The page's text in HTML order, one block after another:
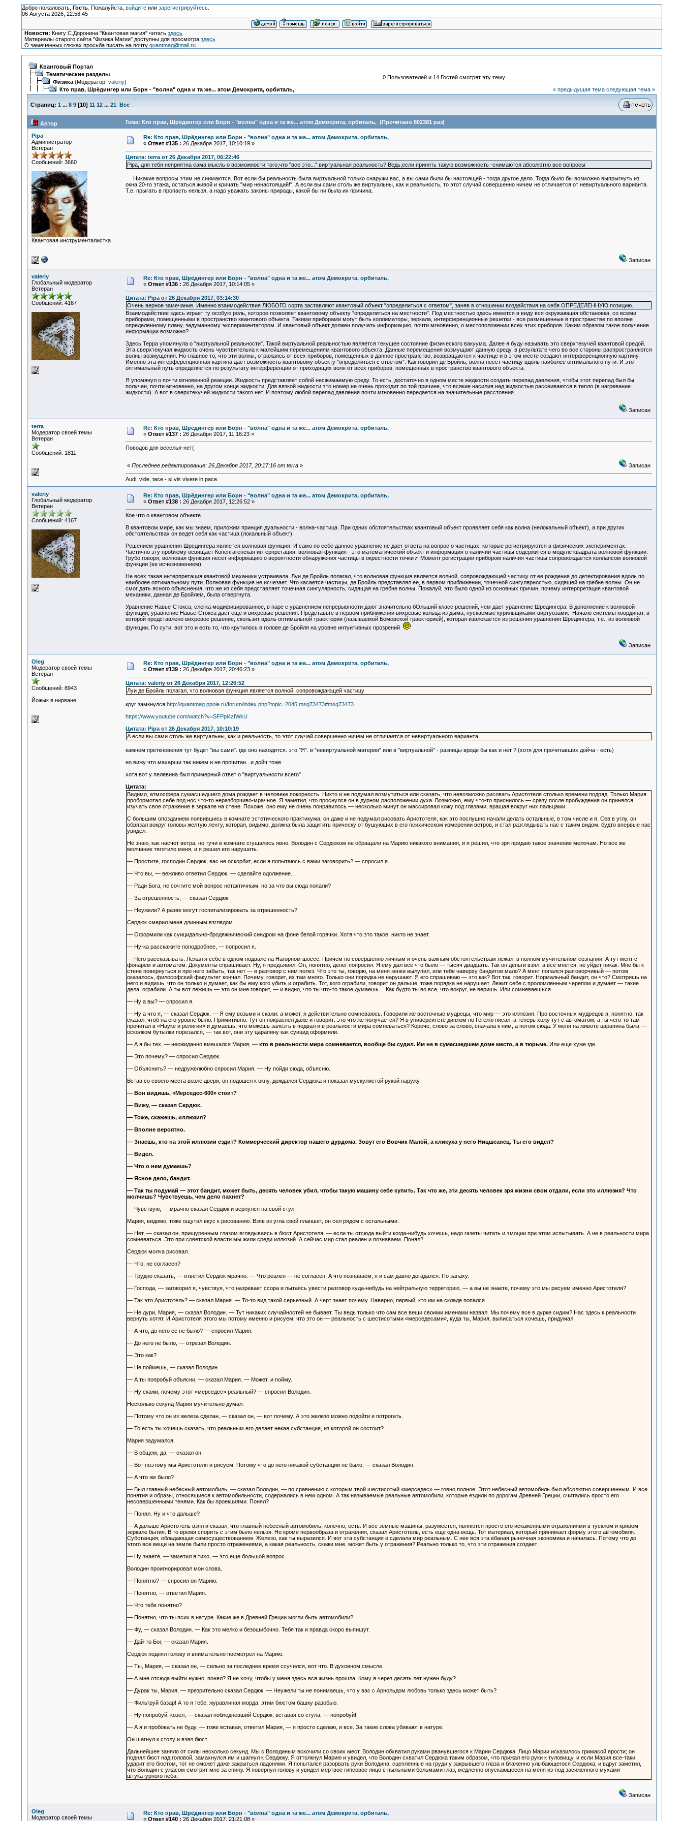
Добро пожаловать, Гость. Пожалуйста, войдитеили зарегистрируйтесь.
06 Августа 2026, 22:58:45
Новости: Книгу С.Доронина "Квантовая магия" читатьздесь
Материалы старого сайта "Физика Магии" доступны для просмотраздесь
О замеченных глюках просьба писать на почтуquantmag@mail.ru
Квантовый Портал
Тематические разделы
Физика(Модератор: valeriy)
Кто прав, Шрёдингер или Борн - "волна" одна и та же... атом Демокрита, орбиталь,
0 Пользователей и 14 Гостей смотрят эту тему.
« предыдущая тема следующая тема »
Страниц: 1 ... 8 9[10] 11 12 ... 21 Все
Автор Тема: Кто прав, Шрёдингер или Борн - "волна" одна и та же... атом Демокрита, орбиталь, (Прочитано 802381 раз)
Pipa
Администратор
Ветеран
Сообщений: 3660
Квантовая инструменталистка
Re: Кто прав, Шрёдингер или Борн - "волна" одна и та же... атом Демокрита, орбиталь,
« Ответ #135 : 26 Декабря 2017, 10:10:19 »
Цитата: terra от 26 Декабря 2017, 06:22:46
Pipa, для тебя неприятна сама мысль о возможности того,что "все это..." виртуальная реальность? Ведь,если принять такую возможность -снимаются абсолютно все вопросы
Никакие вопросы этим не снимаются. Вот если бы реальность была виртуальной только снаружи вас, а вы сами были бы настоящей - тогда другое дело. Тогда было бы возможно выпрыгнуть из
окна 20-го этажа, остаться живой и кричать "мир ненастоящий!". А если вы сами столь же виртуальны, как и реальность, то этот случай совершенно ничем не отличается от невиртуального варианта.
Т.е. прыгать в пропасть нельзя, а надо уважать законы природы, какой бы ни была их причина.
Записан
valeriy
Глобальный модератор
Ветеран
Сообщений: 4167
Re: Кто прав, Шрёдингер или Борн - "волна" одна и та же... атом Демокрита, орбиталь,
« Ответ #136 : 26 Декабря 2017, 10:14:05 »
Цитата: Pipa от 26 Декабря 2017, 03:14:30
Очень верное замечание. Именно взаимодействия ЛЮБОГО сорта заставляют квантовый объект "определиться с ответом", заняв в отношении воздействия на себя ОПРЕДЕЛЕННУЮ позицию.
Взаимодействие здесь играет ту особую роль, которое позволяет квантовому объекту "определиться на местности". Под местностью здесь имеется в виду вся окружающая обстановка, со всеми
приборами, помещенными в пространство квантового объекта. Такими приборами могут быть коллиматоры, зеркала, интерференционные решетки - все размещенные в пространстве по вполне
определенному плану, задуманному экспериментатором. И квантовый объект должен получать информацию, почти мгновенно, о местоположении всех этих приборов. Каким образом такое получение
информации возможно?
Здесь Терра упомянула о "виртуальной реальности". Такой виртуальной реальностью является текущее состояние физического вакуума. Далее я буду называть это сверхтекучей квантовой средой.
Эта сверхтекучая жидкость очень чувствительна к малейшим перемещениям квантового объекта. Данные перемещения возмущают данную среду, в результате чего во все стороны распространяются
волны возмущения. Но главное то, что эти волны, отражаясь от всех приборов, помещенных в данное пространство, возвращаются к частице и в этом месте создают интерференционную картину.
Именно эта интерференционная картина дает возможность квантовому объекту "определиться с ответом". Как говорил де Бройль, волна несет частицу вдоль наиболее оптимального пути. И это
оптимальный путь определяется по результату интерференции от приходящих волн от всех приборов, помещенных в пространство квантового объекта.
Я упомянул о почти мгновенной реакции. Жидкость представляет собой несжимаемую среду. То есть, достаточно в одном месте жидкости создать перепад давления, чтобы этот перепад был бы
получен, почти мгновенно, на другом конце жидкости. Для вязкой жидкости это номер не очень проходит по той причине, что всякие насилия над жидкостью рассеиваются в тепло (в нагревание
жидкости). А вот в сверхтекучей жидкости такого нет. И поэтому любой перепад давления почти мгновенно передается на значительные расстояния.
Записан
terra
Модератор своей темы
Ветеран
Сообщений: 1811
Re: Кто прав, Шрёдингер или Борн - "волна" одна и та же... атом Демокрита, орбиталь,
« Ответ #137 : 26 Декабря 2017, 11:16:23 »
Поводов для веселья-нет(
« Последнее редактирование: 26 Декабря 2017, 20:17:16 от terra» Записан
Audi, vide, tace - si vis vivere in pace.
valeriy
Глобальный модератор
Ветеран
Сообщений: 4167
Re: Кто прав, Шрёдингер или Борн - "волна" одна и та же... атом Демокрита, орбиталь,
« Ответ #138 : 26 Декабря 2017, 12:26:52 »
Кое что о квантовом объекте.
В квантовом мире, как мы знаем, приложим принцип дуальности - волна-частица. При одних обстоятельствах квантовый объект проявляет себя как волна (нелокальный объект), а при других
обстоятельствах он ведет себя как частица (локальный объект).
Решением уравнения Шредингера является волновая функция. И само по себе данное уравнение не дает ответа на вопрос о частицах, которые регистрируются в физических экспериментах.
Частично эту проблему освящает Копенгагенская интерпретация: волновая функция - это математический объект и информация о наличии частицы содержится в модуле квадрата волновой функции.
Грубо говоря, волновая функция несет информацию о вероятности обнаружения частицы в окрестности точки r. Момент регистрации прибором наличия частицы сопровождается коллапсом волновой
функции (ее исчезновением).
Не всех такая интерпретация квантовой механики устраивала. Луи де Бройль полагал, что волновая функция является волной, сопровождающей частицу от ее рождения до детектирования вдоль по
наиболее оптимальному пути. Волновая функция не исчезает. Что касается частицы, де Бройль представлял ее, в первом приближении, точечной сингулярностью, сидящей на гребне волны. Он не
смог дать ясного объяснения, что же из себя представляет точечная сингулярность, сидящая на гребне волны. Пожалуй, это было одной из основных причин, почему интерпретация квантовой
механики, данная де Бройлем, была отвергнута.
Уравнение Навье-Стокса, слегка модифицированное, в паре с уравнением непрерывности дают значительно бОльший класс решений, чем дает уравнение Шредингера. В дополнение к волновой
функции, уравнение Навье-Стокса дает еще и вихревые решения. Представьте в первом приближении вихревые кольца из дыма, пускаемые курильщиками-виртуозами. Начало системы координат, в
которой представлено вихревое решение, скользит вдоль оптимальной траектории (называемой Бомовской траекторией), которая извлекается из решения уравнения Шредингера, т.е., из волновой
функции. По сути, вот это и есть то, что крутилось в голове де Бройля на уровне интуитивных прозрений
Записан
Oleg
Модератор своей темы
Ветеран
Сообщений: 8943
Йожык в нирване
Re: Кто прав, Шрёдингер или Борн - "волна" одна и та же... атом Демокрита, орбиталь,
« Ответ #139 : 26 Декабря 2017, 20:46:23 »
Цитата: valeriy от 26 Декабря 2017, 12:26:52
Луи де Бройль полагал, что волновая функция является волной, сопровождающей частицу
круг замкнулся http://quantmag.ppole.ru/forum/index.php?topic=2045.msg73473#msg73473
https://www.youtube.com/watch?v=SFPpl4zfWkU
Цитата: Pipa от 26 Декабря 2017, 10:10:19
А если вы сами столь же виртуальны, как и реальность, то этот случай совершенно ничем не отличается от невиртуального варианта.
камнем преткновения тут будет "вы сами". где оно находится. это "Я". в "невиртуальной материи" или в "виртуальной" - разницы вроде бы как и нет ? (хотя для прочитавших дойча - есть)
но вижу что махарши так никем и не прочитан.. и дойч тоже
хотя вот у пелевина был примерный ответ о "виртуальности всего"
Цитата:
Видимо, атмосфера сумасшедшего дома рождает в человеке покорность. Никто и не подумал возмутиться или сказать, что невозможно рисовать Аристотеля столько времени подряд. Только Мария
пробормотал себе под нос что-то неразборчиво-мрачное. Я заметил, что проснулся он в дурном расположении духа. Возможно, ему что-то приснилось — сразу после пробуждения он принялся
изучать свое отражение в зеркале на стене. Похоже, оно ему не очень понравилось — несколько минут он массировал кожу под глазами, вращая вокруг них пальцами.
С большим опозданием появившись в комнате эстетического практикума, он даже и не подумал рисовать Аристотеля, как это послушно начали делать остальные, в том числе и я. Сев в углу, он
обвязал вокруг головы желтую ленту, которая, видимо, должна была защитить прическу от бушующих в его психическом измерении ветров, и стал разглядывать нас с таким видом, будто впервые нас
увидел.
Не знаю, как насчет ветра, но тучи в комнате сгущались явно. Володин с Сердюком не обращали на Марию никакого внимания, и я решил, что зря придаю такое значение мелочам. Но все же
молчание тяготило меня, и я решил его нарушить.
— Простите, господин Сердюк, вас не оскорбит, если я попытаюсь с вами заговорить? — спросил я.
— Что вы, — вежливо ответил Сердюк, — сделайте одолжение.
— Ради Бога, не сочтите мой вопрос нетактичным, но за что вы сюда попали?
— За отрешенность, — сказал Сердюк.
— Неужели? А разве могут госпитализировать за отрешенность?
Сердюк смерил меня длинным взглядом.
— Оформили как суицидально-бродяжнический синдром на фоне белой горячки. Хотя что это такое, никто не знает.
— Ну-ка расскажите поподробнее, — попросил я.
— Чего рассказывать. Лежал я себе в одном подвале на Нагорном шоссе. Причем по совершенно личным и очень важным обстоятельствам лежал, в полном мучительном сознании. А тут мент с
фонарем и автоматом. Документы спрашивает. Ну, я предъявил. Он, понятно, денег попросил. Я ему дал все что было — тысяч двадцать. Так он деньги взял, а все мнется, не уйдет никак. Мне бы к
стене повернуться и про него забыть, так нет — в разговор с ним полез. Что это ты, говорю, на меня зенки вылупил, или тебе наверху бандитов мало? А мент попался разговорчивый — потом
оказалось, философский факультет кончал. Почему, говорит, их там много. Только они порядка не нарушают. Я его спрашиваю — это как? Вот так, говорит. Нормальный бандит, он что? Смотришь на
него и видишь, что он только и думает, как бы ему кого убить и ограбить. Тот, кого ограбили, говорит он дальше, тоже порядка не нарушает. Лежит себе с проломленным черепом и думает — такие
дела, ограбили. А ты вот лежишь — это он мне говорит, — и видно, что ты что-то такое думаешь… Как будто ты во все, что вокруг, не веришь. Или сомневаешься.
— Ну а вы? — спросил я.
— Ну а что я, — сказал Сердюк. — Я ему возьми и скажи: а может, я действительно сомневаюсь. Говорили же восточные мудрецы, что мир — это иллюзия. Про восточных мудрецов я, понятно, так
сказал, чтоб на его уровне было. Примитивно. Тут он покраснел даже и говорит: это что же получается? Я в университете диплом по Гегелю писал, а теперь хожу тут с автоматом, а ты чего-то там
прочитал в «Науке и религии» и думаешь, что можешь залезть в подвал и в реальности мира сомневаться? Короче, слово за слово, сначала к ним, а потом сюда. У меня на животе царапина была —
осколком бутылки порезался, — так вот, они эту царапину как суицид оформили.
— А я бы тех, — неожиданно вмешался Мария, — кто в реальности мира сомневается, вообще бы судил. Им не в сумасшедшем доме место, а в тюрьме.Или еще хуже где.
— Это почему? — спросил Сердюк.
— Объяснить? — недружелюбно спросил Мария. — Ну пойди сюда, объясню.
Встав со своего места возле двери, он подошел к окну, дождался Сердюка и показал мускулистой рукой наружу.
— Вон видишь, «Мерседес-600» стоит?
— Вижу, — сказал Сердюк.
— Тоже, скажешь, иллюзия?
— Вполне вероятно.
— Знаешь, кто на этой иллюзии ездит? Коммерческий директор нашего дурдома. Зовут его Вовчик Малой, а кликуха у него Ницшеанец. Ты его видел?
— Видел.
— Что о нем думаешь?
— Ясное дело, бандит.
— Так ты подумай — этот бандит, может быть, десять человек убил, чтобы такую машину себе купить. Так что же, эти десять человек зря жизни свои отдали, если это иллюзия? Что
молчишь? Чувствуешь, чем дело пахнет?
— Чувствую, — мрачно сказал Сердюк и вернулся на свой стул.
Мария, видимо, тоже ощутил вкус к рисованию. Взяв из угла свой планшет, он сел рядом с остальными.
— Нет, — сказал он, прищуренным глазом вглядываясь в бюст Аристотеля, — если ты отсюда выйти когда-нибудь хочешь, надо газеты читать и эмоции при этом испытывать. А не в реальности мира
сомневаться. Это при советской власти мы жили среди иллюзий. А сейчас мир стал реален и познаваем. Понял?
Сердюк молча рисовал.
— Что, не согласен?
— Трудно сказать, — ответил Сердюк мрачно. — Что реален — не согласен. А что познаваем, я и сам давно догадался. По запаху.
— Господа, — заговорил я, чувствуя, что назревает ссора и пытаясь увести разговор куда-нибудь на нейтральную территорию, — а вы не знаете, почему это мы рисуем именно Аристотеля?
— Так это Аристотель? — сказал Мария. — То-то вид такой серьезный. А черт знает почему. Наверно, первый, кто им на складе попался.
— Не дури, Мария, — сказал Володин. — Тут никаких случайностей не бывает. Ты ведь только что сам все вещи своими именами назвал. Мы почему все в дурке сидим? Нас здесь к реальности
вернуть хотят. И Аристотеля этого мы потому именно и рисуем, что это он — реальность с шестисотыми «мерседесами», куда ты, Мария, выписаться хочешь, придумал.
— А что, до него ее не было? — спросил Мария.
— До него не было, — отрезал Володин.
— Это как?
— Не поймешь, — сказал Володин.
— А ты попробуй объясни, — сказал Мария. — Может, и пойму.
— Ну скажи, почему этот «мерседес» реальный? — спросил Володин.
Несколько секунд Мария мучительно думал.
— Потому что он из железа сделан, — сказал он, — вот почему. А это железо можно подойти и потрогать.
— То есть ты хочешь сказать, что реальным его делает некая субстанция, из которой он состоит?
Мария задумался.
— В общем, да, — сказал он.
— Вот поэтому мы Аристотеля и рисуем. Потому что до него никакой субстанции не было, — сказал Володин.
— А что же было?
— Был главный небесный автомобиль, — сказал Володин, — по сравнению с которым твой шестисотый «мерседес» — говно полное. Этот небесный автомобиль был абсолютно совершенным. И все
понятия и образы, относящиеся к автомобильности, содержались в нем одном. А так называемые реальные автомобили, которые ездили по дорогам Древней Греции, считались просто его
несовершенными тенями. Как бы проекциями. Понял?
— Понял. Ну и что дальше?
— А дальше Аристотель взял и сказал, что главный небесный автомобиль, конечно, есть. И все земные машины, разумеется, являются просто его искаженными отражениями в тусклом и кривом
зеркале бытия. В то время спорить с этим было нельзя. Но кроме первообраза и отражения, сказал Аристотель, есть еще одна вещь. Тот материал, который принимает форму этого автомобиля.
Субстанция, обладающая самосуществованием. Железо, как ты выразился. И вот эта субстанция и сделала мир реальным. С нее вся эта ебаная рыночная экономика и началась. Потому что до
этого все вещи на земле были просто отражениями, а какая реальность, скажи мне, может быть у отражения? Реально только то, что эти отражения создает.
— Ну знаете, — заметил я тихо, — это еще большой вопрос.
Володин проигнорировал мои слова.
— Понятно? — спросил он Марию.
— Понятно, — ответил Мария.
— Что тебе понятно?
— Понятно, что ты псих в натуре. Какие же в Древней Греции могли быть автомобили?
— Фу, — сказал Володин. — Как это мелко и безошибочно. Тебя так и правда скоро выпишут.
— Дай-то Бог, — сказал Мария.
Сердюк поднял голову и внимательно посмотрел на Марию.
— Ты, Мария, — сказал он, — сильно за последнее время ссучился, вот что. В духовном смысле.
— А мне отсюда выйти нужно, понял? Я не хочу, чтобы у меня здесь вся жизнь прошла. Кому я через десять лет нужен буду?
— Дурак ты, Мария, — презрительно сказал Сердюк. — Неужели ты не понимаешь, что у вас с Арнольдом любовь только здесь может быть?
— Фильтруй базар! А то я тебе, журавлиная морда, этим бюстом башку разобью.
— Ну попробуй, козел, — сказал побледневший Сердюк, вставая со стула, — попробуй!
— А я и пробовать не буду, — тоже вставая, ответил Мария, — я просто сделаю, и все. За такие слова убивают в натуре.
Он шагнул к столу и взял бюст.
Дальнейшее заняло от силы несколько секунд. Мы с Володиным вскочили со своих мест. Володин обхватил руками рванувшегося к Марии Сердюка. Лицо Марии исказилось гримасой ярости; он
поднял бюст над головой, замахнулся им и шагнул к Сердюку. Я оттолкнул Марию и увидел, что Володин схватил Сердюка таким образом, что прижал его руки к туловищу, и если Мария все-таки
ударит его бюстом, тот не сможет даже закрыться ладонями. Я попытался разорвать руки Володина, сцепленные на груди у закрывшего глаза и блаженно улыбающегося Сердюка, и вдруг заметил,
что Володин с ужасом смотрит мне за спину. Я повернул голову и увидел мертвое гипсовое лицо с пыльными бельмами глаз, медленно опускающееся на меня из-под засиженного мухами
штукатурного неба.
Записан
Oleg
Модератор своей темы
Re: Кто прав, Шрёдингер или Борн - "волна" одна и та же... атом Демокрита, орбиталь,
« Ответ #140 : 26 Декабря 2017, 21:21:08 »